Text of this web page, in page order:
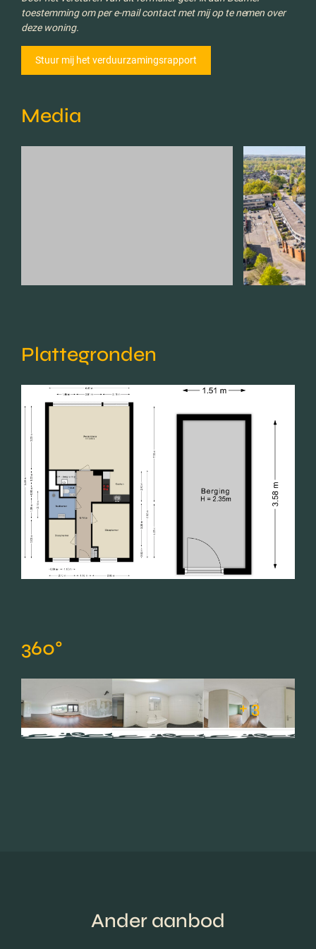
toestemming om per e-mail contact met mij op te nemen over
deze woning.
Media
Plattegronden
360°
+ 3
Ander aanbod